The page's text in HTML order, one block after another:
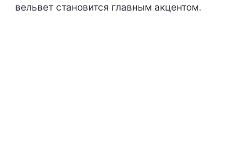
вельвет становится главным акцентом.